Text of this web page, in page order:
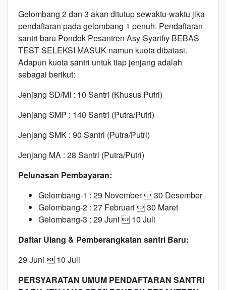
Gelombang 2 dan 3 akan ditutup sewaktu-waktu jika
pendaftaran pada gelombang 1 penuh. Pendaftaran
santri baru Pondok Pesantren Asy-Syarifiy BEBAS
TEST SELEKSI MASUK namun kuota dibatasi.
Adapun kuota santri untuk tiap jenjang adalah
sebagai berikut:
Jenjang SD/MI : 10 Santri (Khusus Putri)
Jenjang SMP : 140 Santri (Putra/Putri)
Jenjang SMK : 90 Santri (Putra/Putri)
Jenjang MA : 28 Santri (Putra/Putri)
Pelunasan Pembayaran:
Gelombang-1 : 29 November  30 Desember
Gelombang-2 : 27 Februari  30 Maret
Gelombang-3 : 29 Juni  10 Juli
Daftar Ulang & Pemberangkatan santri Baru:
29 Juni  10 Juli
PERSYARATAN UMUM PENDAFTARAN SANTRI